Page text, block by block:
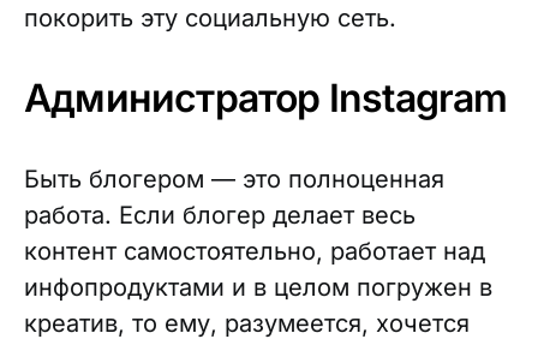
покорить эту социальную сеть.
Администратор Instagram
Быть блогером — это полноценная
работа. Если блогер делает весь
контент самостоятельно, работает над
инфопродуктами и в целом погружен в
креатив, то ему, разумеется, хочется